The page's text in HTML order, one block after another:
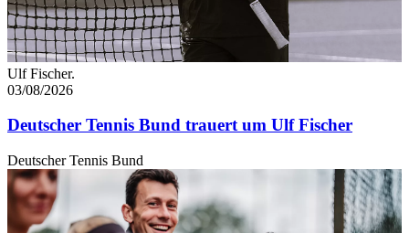
Ulf Fischer.
03/08/2026
Deutscher Tennis Bund trauert um Ulf Fischer
Deutscher Tennis Bund